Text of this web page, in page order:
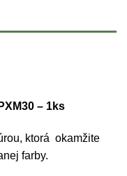
– 1ks
ktorá okamžite
farby.